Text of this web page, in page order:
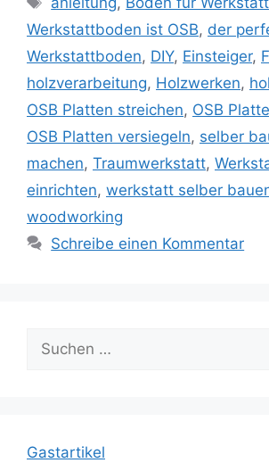
Werkstattboden ist OSB, der
Werkstattboden, DIY, Einsteiger,
holzverarbeitung, Holzwerken,
OSB Platten streichen, OSB
OSB Platten versiegeln, selber
machen, Traumwerkstatt,
einrichten, werkstatt selber
woodworking
Schreibe einen Kommentar
Suche
nach:
Gastartikel